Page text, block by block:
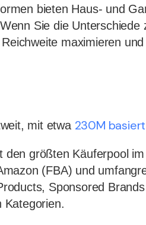
bieten Haus- und
Sie die Unterschiede
maximieren
mit etwa 230M basiert
den größten Käuferpool
(FBA) und
Sponsored
Kategorien.